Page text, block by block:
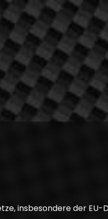
insbesondere der